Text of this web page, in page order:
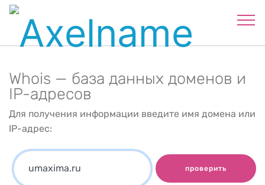
Whois — база данных доменов и
IP-адресов
Для получения информации введите имя домена или
IP-адрес:
проверить